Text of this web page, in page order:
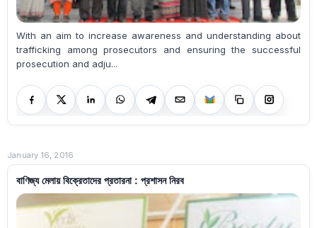
With an aim to increase awareness and understanding about
trafficking among prosecutors and ensuring the successful
prosecution and adju...
January 16, 2016
বাণিজ্য মেলায় বিক্রেতাদের প্রতারনা : প্রশাসন নিরব